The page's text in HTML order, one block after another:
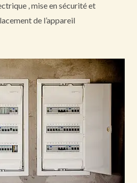
, mise en sécurité et
de l’appareil